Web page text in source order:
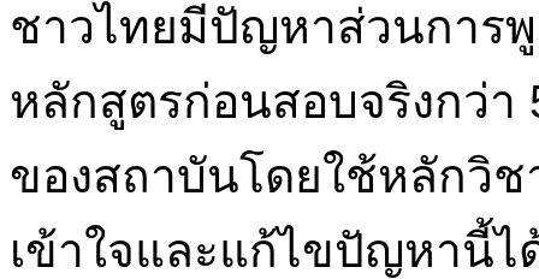
ชาวไทยมีปัญหาส่วนการ
หลักสูตรก่อนสอบจริงกว่า
ของสถาบันโดยใช้หลักวิช
เข้าใจและแก้ไขปัญหานี้ไ